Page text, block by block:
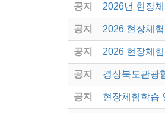
공지 2026년 현장
공지 2026 현장체
공지 2026 현장체
공지 경상북도관광
공지 현장체험학습